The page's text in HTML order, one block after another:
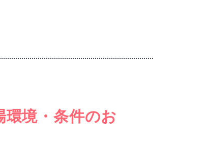
環境・条件のお